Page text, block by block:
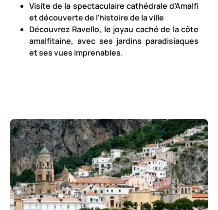
Visite de la spectaculaire cathédrale d’Amalfi
et découverte de l’histoire de la ville
Découvrez Ravello, le joyau caché de la côte
amalfitaine, avec ses jardins paradisiaques
et ses vues imprenables.